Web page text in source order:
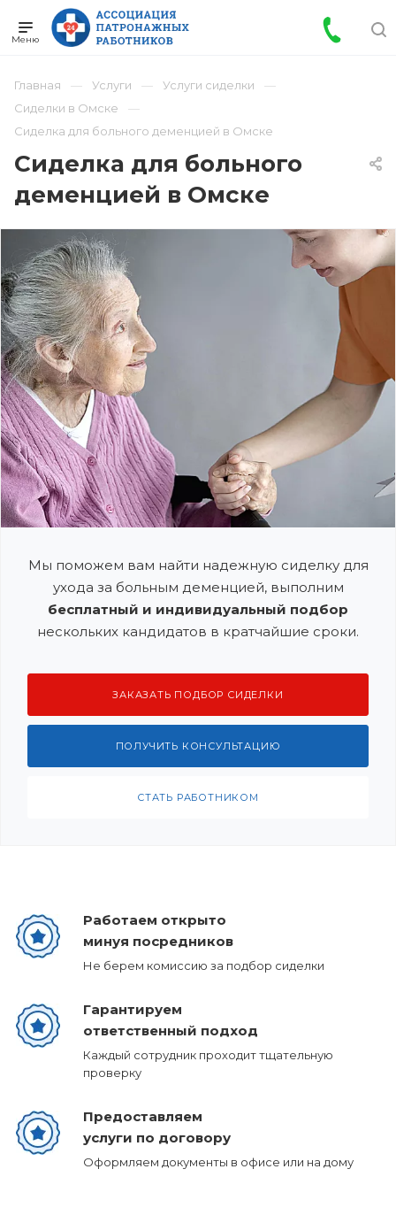
Главная Услуги
Услуги сиделки
Сиделки в Омске
Сиделка для больного деменцией в Омске
Сиделка для больного
деменцией в Омске
Мы поможем вам найти надежную сиделку для
ухода за больным деменцией, выполним
бесплатный и индивидуальный подбор
нескольких кандидатов в кратчайшие сроки.
ЗАКАЗАТЬ ПОДБОР СИДЕЛКИ
ПОЛУЧИТЬ КОНСУЛЬТАЦИЮ
СТАТЬ РАБОТНИКОМ
Работаем открыто
минуя посредников
Не берем комиссию за подбор сиделки
Гарантируем
ответственный подход
Каждый сотрудник проходит тщательную
проверку
Предоставляем
услуги по договору
Оформляем документы в офисе или на дому